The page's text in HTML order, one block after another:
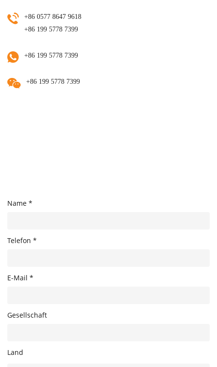
+86 0577 8647 9618
+86 199 5778 7399
+86 199 5778 7399
+86 199 5778 7399
Name *
Telefon *
E-Mail *
Gesellschaft
Land